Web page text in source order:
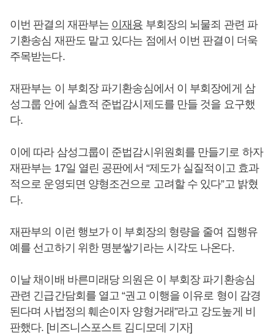
이번 판결의 재판부는 이재용 부회장의 뇌물죄 관련 파
기환송심 재판도 맡고 있다는 점에서 이번 판결이 더욱
주목받는다.
재판부는 이 부회장 파기환송심에서 이 부회장에게 삼
성그룹 안에 실효적 준법감시제도를 만들 것을 요구했
다.
이에 따라 삼성그룹이 준법감시위원회를 만들기로 하자
재판부는 17일 열린 공판에서 “제도가 실질적이고 효과
적으로 운영되면 양형조건으로 고려할 수 있다”고 밝혔
다.
재판부의 이런 행보가 이 부회장의 형량을 줄여 집행유
예를 선고하기 위한 명분쌓기라는 시각도 나온다.
이날 채이배 바른미래당 의원은 이 부회장 파기환송심
관련 긴급간담회를 열고 “권고 이행을 이유로 형이 감경
된다며 사법정의 훼손이자 양형거래”라고 강도높게 비
판했다. [비즈니스포스트 김디모데 기자]